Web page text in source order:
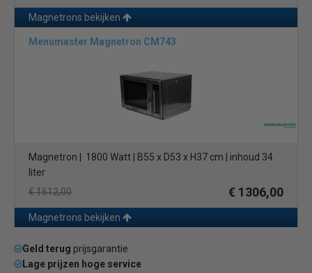
Magnetrons bekijken
Menumaster Magnetron CM743
Magnetron | 1800 Watt | B55 x D53 x H37 cm | inhoud 34
liter
€ 1612,00
€ 1306,00
Magnetrons bekijken
Geld terug prijsgarantie
Lage prijzen hoge service